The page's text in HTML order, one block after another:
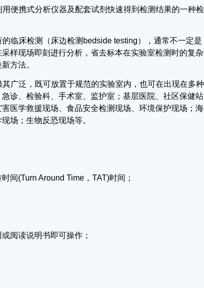
便携式分析仪器及配套试剂快速得到检测结果的一种检
的临床检测（床边检测 bedside testing），通常不一定是
样现场即刻进行分析，省去标本在实验室检测时的复杂
方法。
广泛，既可放置于规范的实验室内，也可在出现在多种
诊、检验科、手术室、监护室；基层医院、社区保健站
医学救援现场、食品安全检测现场、环境保护现场；海
场；生物反恐现场等。
间(Turn Around Time ， TAT)时间；
阅读说明书即可操作；